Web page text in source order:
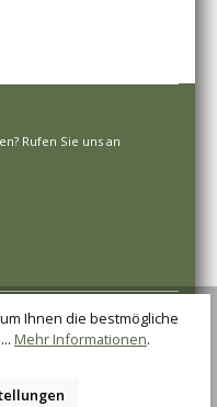
Rufen Sie uns an
Ihnen die bestmögliche
Mehr Informationen.